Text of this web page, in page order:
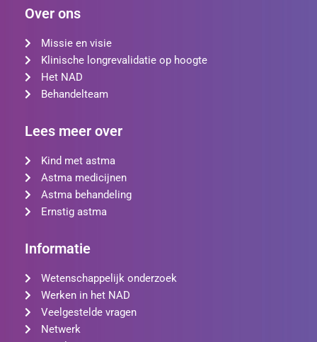
Over ons
Missie en visie
Klinische longrevalidatie op hoogte
Het NAD
Behandelteam
Lees meer over
Kind met astma
Astma medicijnen
Astma behandeling
Ernstig astma
Informatie
Wetenschappelijk onderzoek
Werken in het NAD
Veelgestelde vragen
Netwerk